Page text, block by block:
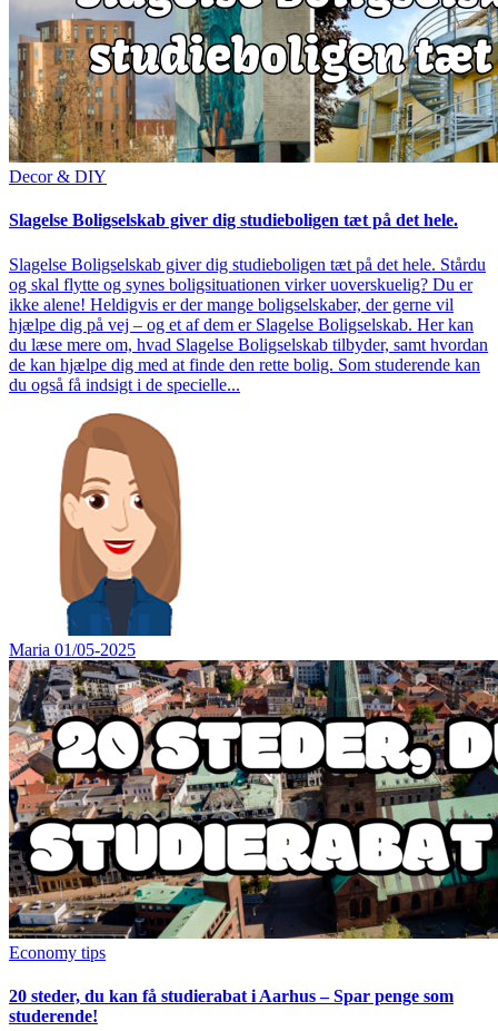
Decor & DIY
Slagelse Boligselskab giver dig studieboligen tæt på det hele.
Slagelse Boligselskab giver dig studieboligen tæt på det hele. Stårdu
og skal flytte og synes boligsituationen virker uoverskuelig? Du er
ikke alene! Heldigvis er der mange boligselskaber, der gerne vil
hjælpe dig på vej – og et af dem er Slagelse Boligselskab. Her kan
du læse mere om, hvad Slagelse Boligselskab tilbyder, samt hvordan
de kan hjælpe dig med at finde den rette bolig. Som studerende kan
du også få indsigt i de specielle...
Maria 01/05-2025
Economy tips
20 steder, du kan få studierabat i Aarhus – Spar penge som
studerende!